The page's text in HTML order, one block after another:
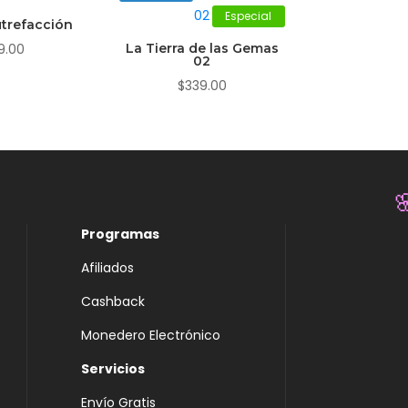
Especial
La Tierra de las Gemas
02
$339.00
Programas
Afiliados
Cashback
Monedero Electrónico
Servicios
Envío Gratis